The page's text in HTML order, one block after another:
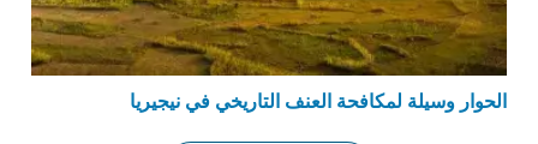
الحوار وسيلة لمكافحة العنف التاريخي في نيجيريا